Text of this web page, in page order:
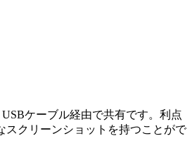
ケーブル経由で共有です。利点
スクリーンショットを持つことがで